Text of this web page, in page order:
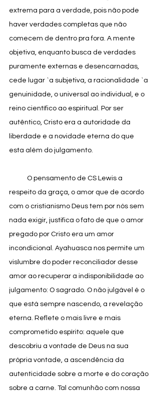
extrema para a verdade, pois não pode
haver verdades completas que não
comecem de dentro pra fora. A mente
objetiva, enquanto busca de verdades
puramente externas e desencarnadas,
cede lugar `a subjetiva, a racionalidade `a
genuinidade, o universal ao individual, e o
reino científico ao espiritual. Por ser
autêntico, Cristo era a autoridade da
liberdade e a novidade eterna do que
esta além do julgamento.
respeito da graça, o amor que de acordo
com o cristianismo Deus tem por nós sem
nada exigir, justifica o fato de que o amor
pregado por Cristo era um amor
incondicional. Ayahuasca nos permite um
vislumbre do poder reconciliador desse
amor ao recuperar a indisponibilidade ao
julgamento: O sagrado. O não julgável é o
que está sempre nascendo, a revelação
eterna. Reflete o mais livre e mais
comprometido espírito: aquele que
descobriu a vontade de Deus na sua
própria vontade, a ascendência da
autenticidade sobre a morte e do coração
sobre a carne. Tal comunhão com nossa